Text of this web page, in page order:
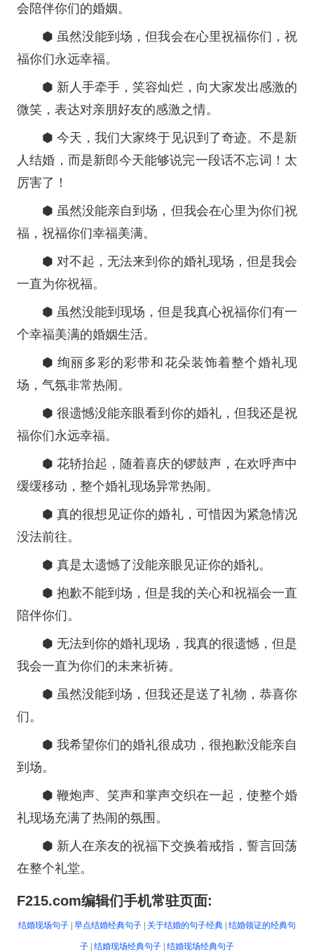
会陪伴你们的婚姻。
⬢ 虽然没能到场，但我会在心里祝福你们，祝
福你们永远幸福。
⬢ 新人手牵手，笑容灿烂，向大家发出感激的
微笑，表达对亲朋好友的感激之情。
⬢ 今天，我们大家终于见识到了奇迹。不是新
人结婚，而是新郎今天能够说完一段话不忘词！太
厉害了！
⬢ 虽然没能亲自到场，但我会在心里为你们祝
福，祝福你们幸福美满。
⬢ 对不起，无法来到你的婚礼现场，但是我会
一直为你祝福。
⬢ 虽然没能到现场，但是我真心祝福你们有一
个幸福美满的婚姻生活。
⬢ 绚丽多彩的彩带和花朵装饰着整个婚礼现
场，气氛非常热闹。
⬢ 很遗憾没能亲眼看到你的婚礼，但我还是祝
福你们永远幸福。
⬢ 花轿抬起，随着喜庆的锣鼓声，在欢呼声中
缓缓移动，整个婚礼现场异常热闹。
⬢ 真的很想见证你的婚礼，可惜因为紧急情况
没法前往。
⬢ 真是太遗憾了没能亲眼见证你的婚礼。
⬢ 抱歉不能到场，但是我的关心和祝福会一直
陪伴你们。
⬢ 无法到你的婚礼现场，我真的很遗憾，但是
我会一直为你们的未来祈祷。
⬢ 虽然没能到场，但我还是送了礼物，恭喜你
们。
⬢ 我希望你们的婚礼很成功，很抱歉没能亲自
到场。
⬢ 鞭炮声、笑声和掌声交织在一起，使整个婚
礼现场充满了热闹的氛围。
⬢ 新人在亲友的祝福下交换着戒指，誓言回荡
在整个礼堂。
F215.com编辑们手机常驻页面:
结婚现场句子 早点结婚经典句子 关于结婚的句子经典 结婚领证的经典句
子 结婚现场经典句子 结婚现场经典句子